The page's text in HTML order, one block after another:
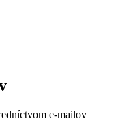
e-mailov